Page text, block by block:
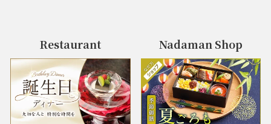
Restaurant Nadaman Shop